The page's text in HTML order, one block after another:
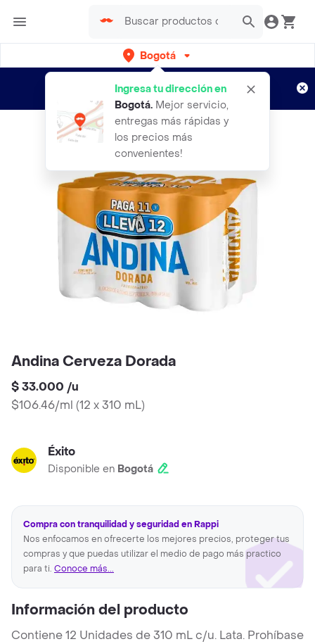
Bogotá
Ingresa tu dirección en
Bogotá. Mejor servicio,
entregas más rápidas y
los precios más
convenientes!
envíos gratis por semanas
Aplican TyC
Andina Cerveza Dorada
$ 33.000 /u
$106.46/ml (12 x 310 mL)
Éxito
Disponible en Bogotá
Compra con tranquilidad y seguridad en Rappi
Nos enfocamos en ofrecerte los mejores precios, proteger tus
compras y que puedas utilizar el medio de pago más practico
para ti. Conoce más...
Información del producto
Contiene 12 Unidades de 310 mL c/u. Lata. Prohíbase